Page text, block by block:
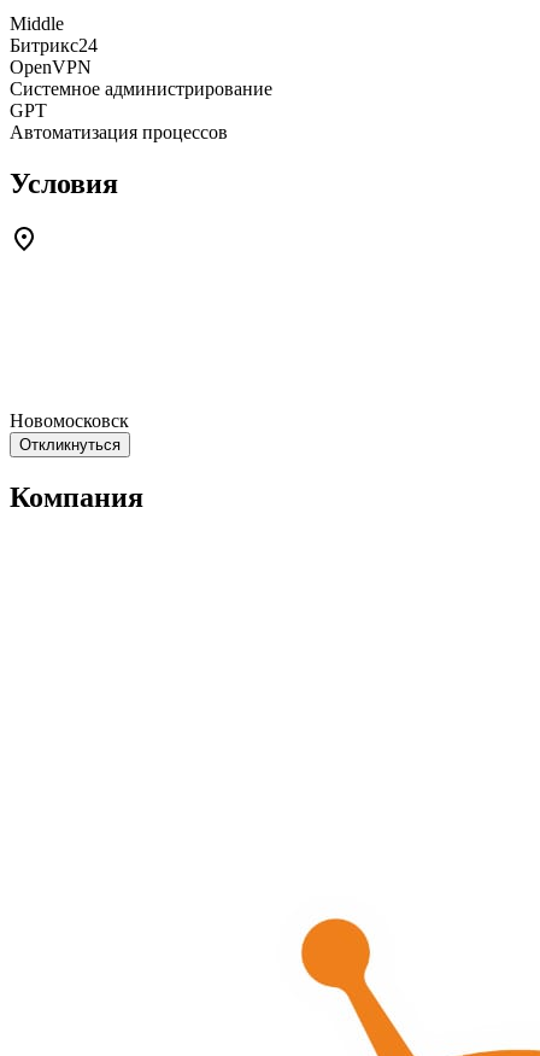
Middle
Битрикс24
OpenVPN
Системное администрирование
GPT
Автоматизация процессов
Условия
Новомосковск
Откликнуться
Компания